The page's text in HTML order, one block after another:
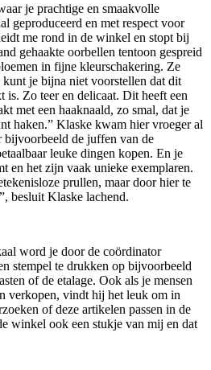
je prachtige en smaakvolle
geproduceerd en met respect voor
me rond in de winkel en stopt bij
gehaakte oorbellen tentoon gespreid
in fijne kleurschakering. Ze
je bijna niet voorstellen dat dit
is. Zo teer en delicaat. Dit heeft een
met een haaknaald, zo smal, dat je
haken.” Klaske kwam hier vroeger al
bijvoorbeeld de juffen van de
leuke dingen kopen. En je
en het zijn vaak unieke exemplaren.
prullen, maar door hier te
besluit Klaske lachend.
word je door de coördinator
stempel te drukken op bijvoorbeeld
of de etalage. Ook als je mensen
verkopen, vindt hij het leuk om in
of deze artikelen passen in de
winkel ook een stukje van mij en dat